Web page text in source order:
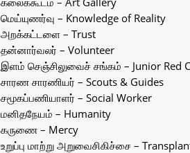
மெய்யுணர்வு – Knowledge of Reality
அறக்கட்டளை – Trust
தன்னார்வலர் – Volunteer
இளம் செஞ்சிலுவைச் சங்கம் – Junior Red
சாரண சாரணியர் – Scouts & Guides
சமூகப்பணியாளர் – Social Worker
மனிதநேயம் – Humanity
கருணை – Mercy
உறுப்பு மாற்று அறுவைசிகிச்சை –